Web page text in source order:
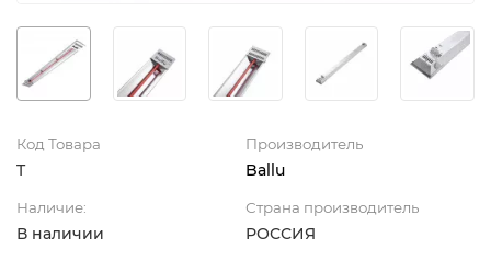
Код Товара
T
Производитель
Ballu
Наличие:
В наличии
Страна производитель
РОССИЯ